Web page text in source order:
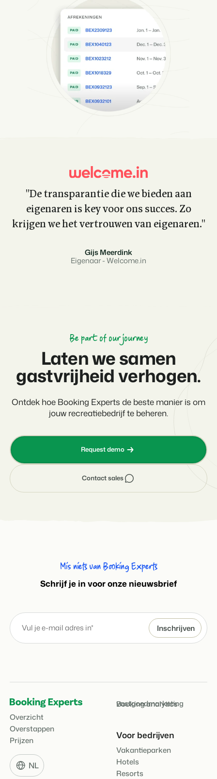
''De transparantie die we bieden aan
eigenaren is key voor ons succes. Zo
krijgen we het vertrouwen van eigenaren.''
Gijs Meerdink
Eigenaar - Welcome.in
Be part of our journey
Laten we samen
gastvrijheid verhogen.
Ontdek hoe Booking Experts de beste manier is om
jouw recreatiebedrijf te beheren.
Contact sales
Request demo
Mis niets van Booking Experts
Schrijf je in voor onze nieuwsbrief
Overzicht
Overstappen
Prijzen
NL
vastgoedmarketing
Booking analytics
Voor bedrijven
Vakantieparken
Hotels
Resorts